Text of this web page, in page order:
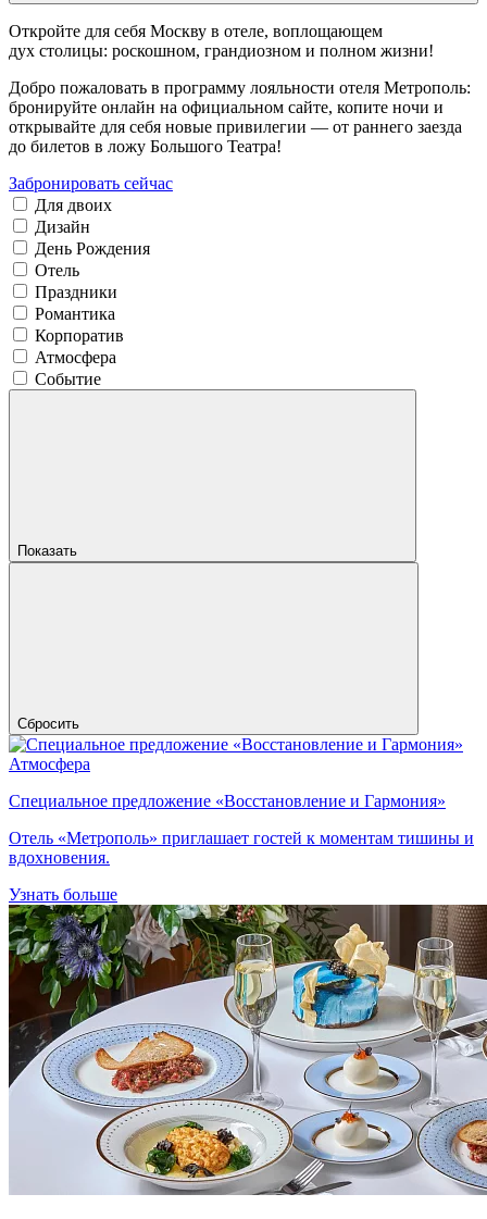
Откройте для себя Москву в отеле, воплощающем
дух столицы: роскошном, грандиозном и полном жизни!
Добро пожаловать в программу лояльности отеля Метрополь:
бронируйте онлайн на официальном сайте, копите ночи и
открывайте для себя новые привилегии — от раннего заезда
до билетов в ложу Большого Театра!
Забронировать сейчас
Для двоих
Дизайн
День Рождения
Отель
Праздники
Романтика
Корпоратив
Атмосфера
Событие
Показать
Сбросить
Атмосфера
Специальное предложение «Восстановление и Гармония»
Отель «Метрополь» приглашает гостей к моментам тишины и
вдохновения.
Узнать больше